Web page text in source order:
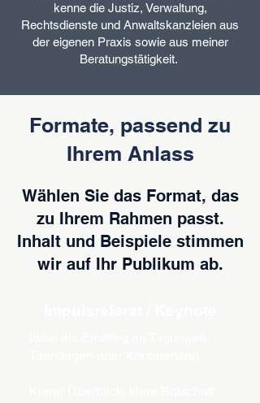
kenne die Justiz, Verwaltung,
Rechtsdienste und Anwaltskanzleien aus
der eigenen Praxis sowie aus meiner
Beratungstätigkeit.
Formate, passend zu
Ihrem Anlass
Wählen Sie das Format, das
zu Ihrem Rahmen passt.
Inhalt und Beispiele stimmen
wir auf Ihr Publikum ab.